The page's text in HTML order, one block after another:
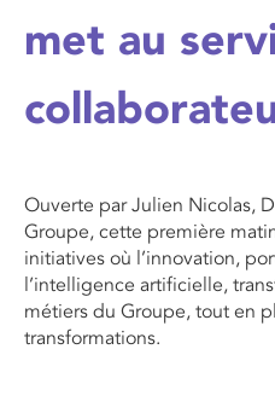
met au
Ouverte par Julien Nicolas,
Groupe, cette première
initiatives où l’innovation,
l’intelligence artificielle,
métiers du Groupe, tout en
transformations.